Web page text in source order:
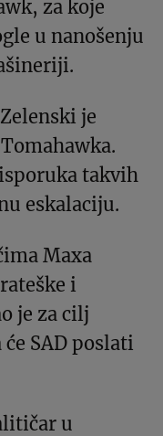
za koje
u nanošenju
je
takvih
eskalaciju.
Maxa
i
je za cilj
SAD poslati
u